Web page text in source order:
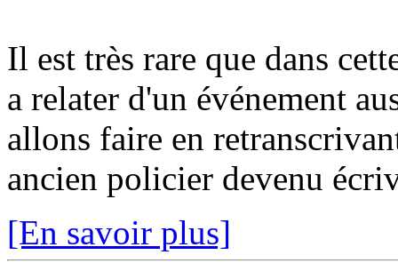
Il est très rare que dans
a relater d'un événement
allons faire en
ancien policier devenu
[En savoir plus]